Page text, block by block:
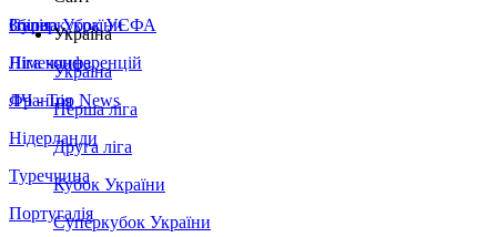
Збірна України
Італія
Німеччина
Франція
Нідерланди
Туреччина
Португалія
Суперкубок УЄФА
Ліга конференцій
ЛЧ - Top News
Україна
Україна
Перша ліга
Друга ліга
Кубок України
Суперкубок України